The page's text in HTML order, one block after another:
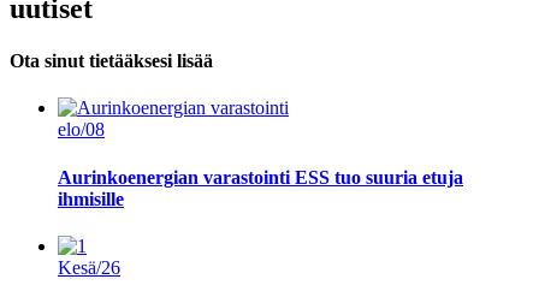
uutiset
Ota sinut tietääksesi lisää
elo/08
Aurinkoenergian varastointi ESS tuo suuria etuja
ihmisille
Kesä/26